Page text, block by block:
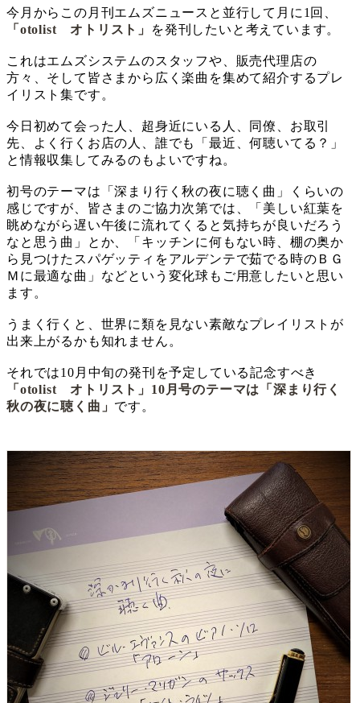
今月からこの月刊エムズニュースと並行して月に1回、
「otolist オトリスト」
を発刊したいと考えています。
これはエムズシステムのスタッフや、販売代理店の
方々、そして皆さまから広く楽曲を集めて紹介するプレ
イリスト集です。
今日初めて会った人、超身近にいる人、同僚、お取引
先、よく行くお店の人、誰でも「最近、何聴いてる？」
と情報収集してみるのもよいですね。
初号のテーマは「深まり行く秋の夜に聴く曲」くらいの
感じですが、皆さまのご協力次第では、「美しい紅葉を
眺めながら遅い午後に流れてくると気持ちが良いだろう
なと思う曲」とか、「キッチンに何もない時、棚の奥か
ら見つけたスパゲッティをアルデンテで茹でる時のＢＧ
Ｍに最適な曲」などという変化球もご用意したいと思い
ます。
うまく行くと、世界に類を見ない素敵なプレイリストが
出来上がるかも知れません。
それでは10月中旬の発刊を予定している記念すべき
「otolist オトリスト」10月号のテーマは「深まり行く
秋の夜に聴く曲」 です。